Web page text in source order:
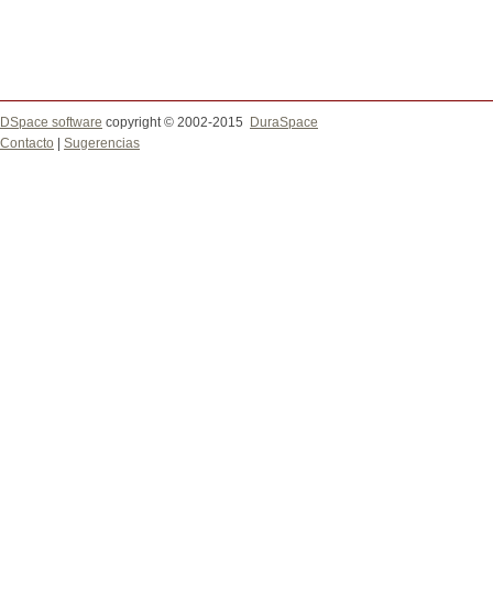
DSpace software copyright © 2002-2015
DuraSpace
Contacto
Sugerencias